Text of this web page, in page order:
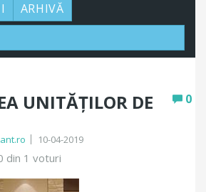
ARHIVĂ
0
UNITĂȚILOR DE
10-04-2019
din 1 voturi